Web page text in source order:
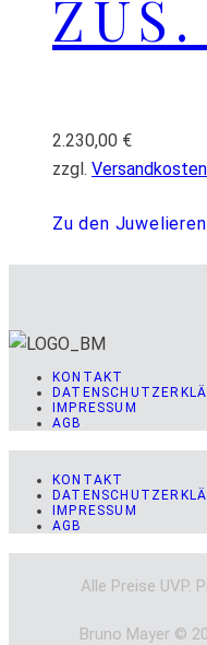
2.230,00 €
zzgl. Versandkosten
Zu den Juwelieren
KONTAKT
IMPRESSUM
AGB
KONTAKT
IMPRESSUM
AGB
Alle Preise UVP.
Bruno Mayer ©